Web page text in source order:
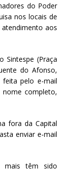
do Poder
nos locais de
aos
Sintespe (Praça
do Afonso,
feita pelo e-mail
nome completo,
fora da Capital
enviar e-mail
mais têm sido